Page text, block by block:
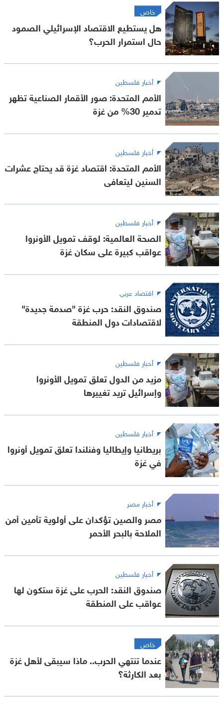
خاص
هل يستطيع الاقتصاد الإسرائيلي الصمود
حال استمرار الحرب؟
أخبار فلسطين
الأمم المتحدة: صور الأقمار الصناعية تظهر
تدمير 30% من غزة
أخبار فلسطين
الأمم المتحدة: اقتصاد غزة قد يحتاج عشرات
السنين ليتعافى
أخبار فلسطين
الصحة العالمية: لوقف تمويل الأونروا
عواقب كبيرة على سكان غزة
اقتصاد عربي
صندوق النقد: حرب غزة "صدمة جديدة"
لاقتصادات دول المنطقة
أخبار فلسطين
مزيد من الدول تعلق تمويل الأونروا
وإسرائيل تريد تغييرها
أخبار فلسطين
بريطانيا وإيطاليا وفنلندا تعلق تمويل أونروا
في غزة
أخبار مصر
مصر والصين تؤكدان على أولوية تأمين أمن
الملاحة بالبحر الأحمر
أخبار فلسطين
صندوق النقد: الحرب على غزة ستكون لها
عواقب على المنطقة
خاص
عندما تنتهي الحرب.. ماذا سيبقى لأهل غزة
بعد الكارثة؟